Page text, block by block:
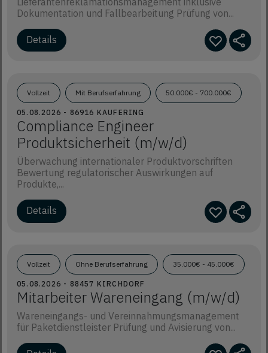
Dokumentation und Fallbearbeitung Prüfung von...
Details
Vollzeit Mit Berufserfahrung 50.000€ - 700.000€
05.08.2026 - 86916 KAUFERING
Compliance Engineer
Produktsicherheit (m/w/d)
Überwachung internationaler Produktvorschriften
Bewertung regulatorischer Auswirkungen auf
Produkte,...
Details
Vollzeit Ohne Berufserfahrung 35.000€ - 45.000€
05.08.2026 - 88457 KIRCHDORF
Mitarbeiter Wareneingang (m/w/d)
Wareneingangs- und Vereinnahmungsmanagement
für Paketdienstleister Prüfung und Avisierung von...